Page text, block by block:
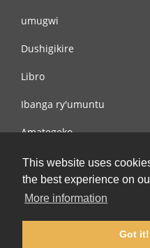
This website uses
the best experience on
More information
Got it!
umugwi
Dushigikire
Libro
Ibanga ry'umuntu
Amategeko
Turondere